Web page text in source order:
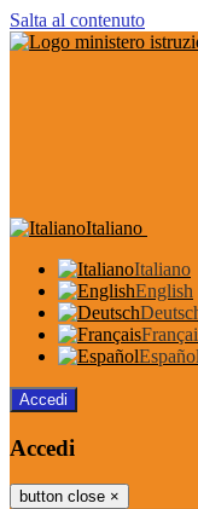
Salta al contenuto
Italiano
Italiano
English
Español
Accedi
Accedi
button close ×